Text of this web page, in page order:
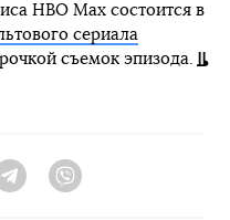
HBO Max состоится в
сериала
съемок эпизода.
Telegram